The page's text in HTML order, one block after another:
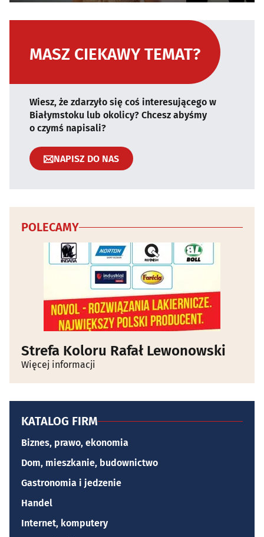
MASZ CIEKAWY TEMAT?
Wiesz, że zdarzyło się coś interesującego w
Białymstoku lub okolicy? Chcesz abyśmy
o czymś napisali?
NAPISZ DO NAS
POLECAMY
Strefa Koloru Rafał Lewonowski
Więcej informacji
KATALOG FIRM
Biznes, prawo, ekonomia
Dom, mieszkanie, budownictwo
Gastronomia i jedzenie
Handel
Internet, komputery